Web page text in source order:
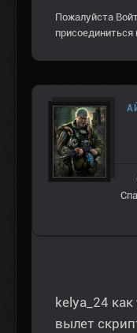
Пожалуйста
присоединиться
kelya_24
вылет